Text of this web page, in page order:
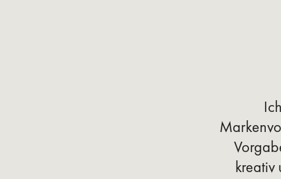
kreativ